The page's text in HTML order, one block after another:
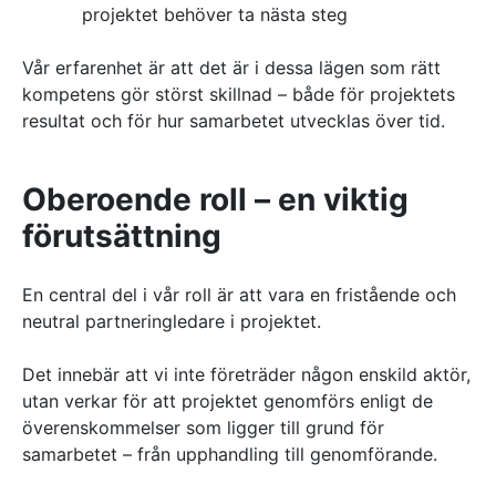
projektet behöver ta nästa steg
Vår erfarenhet är att det är i dessa lägen som rätt
kompetens gör störst skillnad – både för projektets
resultat och för hur samarbetet utvecklas över tid.
Oberoende roll – en viktig
förutsättning
En central del i vår roll är att vara en fristående och
neutral partneringledare i projektet.
Det innebär att vi inte företräder någon enskild aktör,
utan verkar för att projektet genomförs enligt de
överenskommelser som ligger till grund för
samarbetet – från upphandling till genomförande.